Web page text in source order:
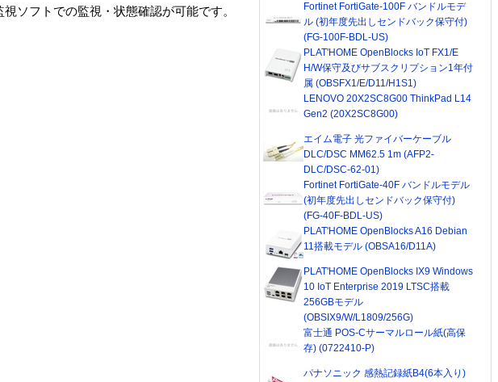
ソフトでの監視・状態確認が可能です。
Fortinet FortiGate-100F バンドルモデ
ル (初年度先出しセンドバック保守付)
(FG-100F-BDL-US)
PLAT'HOME OpenBlocks IoT FX1/E
H/W保守及びサブスクリプション1年付
属 (OBSFX1/E/D11/H1S1)
LENOVO 20X2SC8G00 ThinkPad L14
Gen2 (20X2SC8G00)
エイム電子 光ファイバーケーブル
DLC/DSC MM62.5 1m (AFP2-
DLC/DSC-62-01)
Fortinet FortiGate-40F バンドルモデル
(初年度先出しセンドバック保守付)
(FG-40F-BDL-US)
PLAT'HOME OpenBlocks A16 Debian
11搭載モデル (OBSA16/D11A)
PLAT'HOME OpenBlocks IX9 Windows
10 IoT Enterprise 2019 LTSC搭載
256GBモデル
(OBSIX9/W/L1809/256G)
富士通 POS-Cサーマルロール紙(高保
存) (0722410-P)
パナソニック 感熱記録紙B4(6本入り)